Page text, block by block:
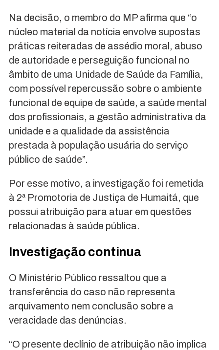
Na decisão, o membro do MP afirma que “o
núcleo material da notícia envolve supostas
práticas reiteradas de assédio moral, abuso
de autoridade e perseguição funcional no
âmbito de uma Unidade de Saúde da Família,
com possível repercussão sobre o ambiente
funcional de equipe de saúde, a saúde mental
dos profissionais, a gestão administrativa da
unidade e a qualidade da assistência
prestada à população usuária do serviço
público de saúde”.
Por esse motivo, a investigação foi remetida
à 2ª Promotoria de Justiça de Humaitá, que
possui atribuição para atuar em questões
relacionadas à saúde pública.
Investigação continua
O Ministério Público ressaltou que a
transferência do caso não representa
arquivamento nem conclusão sobre a
veracidade das denúncias.
“O presente declínio de atribuição não implica